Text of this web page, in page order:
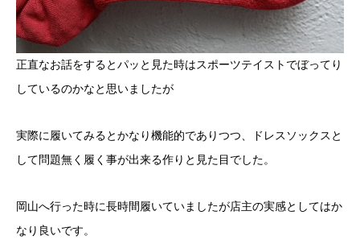
正直なお話をするとパッと見た時はスポーツテイストでぼってり
しているのかなと思いましたが
実際に履いてみるとかなり機能的でありつつ、ドレスソックスと
して問題無く履く事が出来る作りと見た目でした。
岡山へ行った時に長時間履いていましたが店主の実感としてはか
なり良いです。